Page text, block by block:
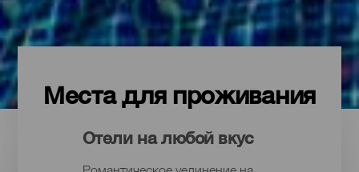
Места для проживания
Отели на любой вкус